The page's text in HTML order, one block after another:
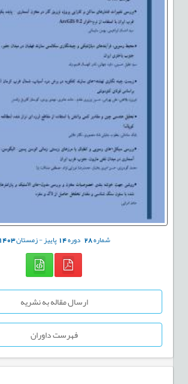
شماره28 دوره14پاییز - زمستان1403
ارسال مقاله به نشریه
فهرست داوران